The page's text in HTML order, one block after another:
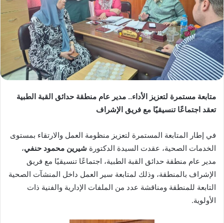
إ
ل
ك
ت
ر
و
ن
ا
متابعة مستمرة لتعزيز الأداء.. مدير عام منطقة حدائق القبة الطبية
تعقد اجتماعًا تنسيقيًا مع فريق الإشراف
في إطار المتابعة المستمرة لتعزيز منظومة العمل والارتقاء بمستوى
الخدمات الصحية، عقدت السيدة الدكتورة شيرين محمود حنفي،
مدير عام منطقة حدائق القبة الطبية، اجتماعًا تنسيقيًا مع فريق
الإشراف بالمنطقة، وذلك لمتابعة سير العمل داخل المنشآت الصحية
التابعة للمنطقة ومناقشة عدد من الملفات الإدارية والفنية ذات
الأولوية.